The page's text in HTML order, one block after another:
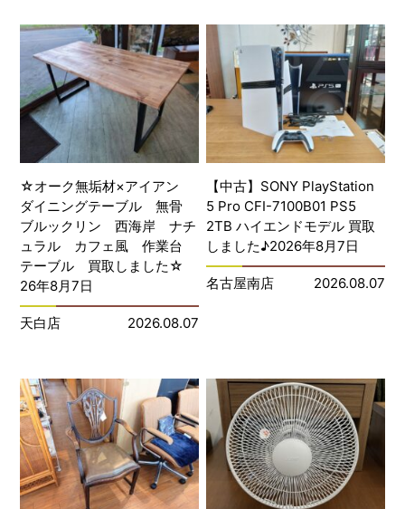
☆オーク無垢材×アイアン
ダイニングテーブル 無骨
ブルックリン 西海岸 ナチ
ュラル カフェ風 作業台
テーブル 買取しました☆
26年8月7日
天白店 2026.08.07
【中古】SONY PlayStation
5 Pro CFI-7100B01 PS5
2TB ハイエンドモデル 買取
しました♪2026年8月7日
名古屋南店 2026.08.07